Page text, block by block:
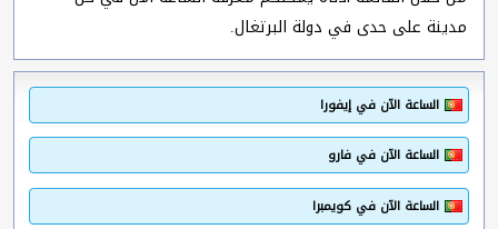
مدينة على حدى في دولة البرتغال.
الساعة الآن في إيفورا
الساعة الآن في فارو
الساعة الآن في كويمبرا